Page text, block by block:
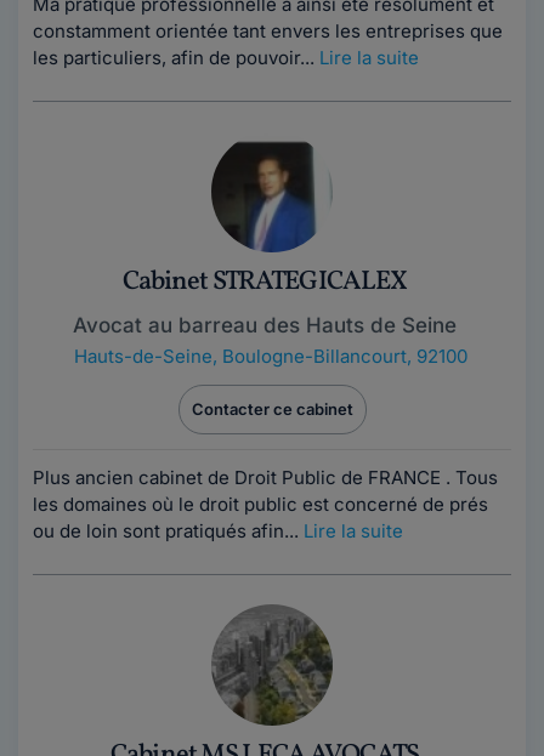
constamment orientée tant envers les entreprises que
les particuliers, afin de pouvoir... Lire la suite
Cabinet STRATEGICALEX
Avocat au barreau des Hauts de Seine
Hauts-de-Seine, Boulogne-Billancourt, 92100
Contacter ce cabinet
Plus ancien cabinet de Droit Public de FRANCE . Tous
les domaines où le droit public est concerné de prés
ou de loin sont pratiqués afin... Lire la suite